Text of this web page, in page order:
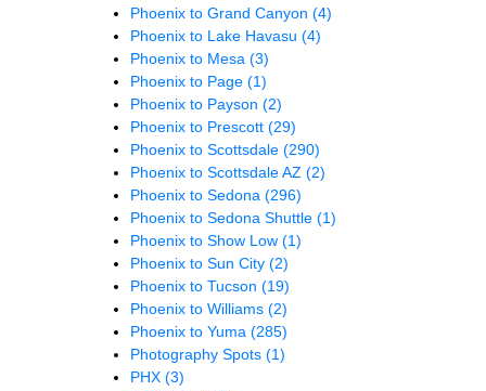
Phoenix to Grand Canyon (4)
Phoenix to Lake Havasu (4)
Phoenix to Mesa (3)
Phoenix to Page (1)
Phoenix to Payson (2)
Phoenix to Prescott (29)
Phoenix to Scottsdale (290)
Phoenix to Scottsdale AZ (2)
Phoenix to Sedona (296)
Phoenix to Sedona Shuttle (1)
Phoenix to Show Low (1)
Phoenix to Sun City (2)
Phoenix to Tucson (19)
Phoenix to Williams (2)
Phoenix to Yuma (285)
Photography Spots (1)
PHX (3)